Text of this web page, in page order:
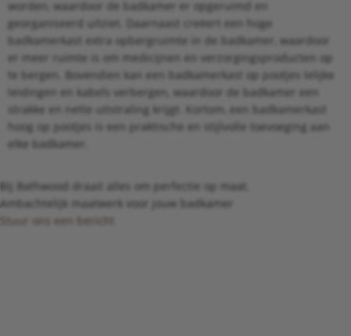
worden, waardoor de badkamer er opgeruimd en
georganiseerd uitziet. Daarnaast creëert een hoge
badkamerkast extra opbergruimte in de badkamer, waardoor
er meer ruimte is om medicijnen en verzorgingsproducten op
te bergen. Bovendien kan een badkamerkast op pootjes lelijke
leidingen en kabels verbergen, waardoor de badkamer een
strakke en nette uitstraling krijgt. Kortom, een badkamerkast
hoog op pootjes is een praktische en stijlvolle toevoeging aan
elke badkamer.
Bij Bathwood draait alles om perfectie op maat.
Ambachtelijk maatwerk voor jouw badkamer
Stuur ons een bericht